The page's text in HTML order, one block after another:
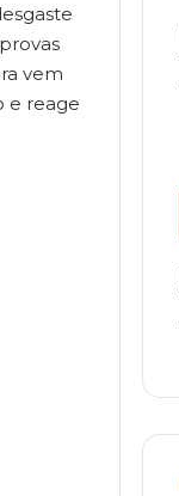
vem
e reage